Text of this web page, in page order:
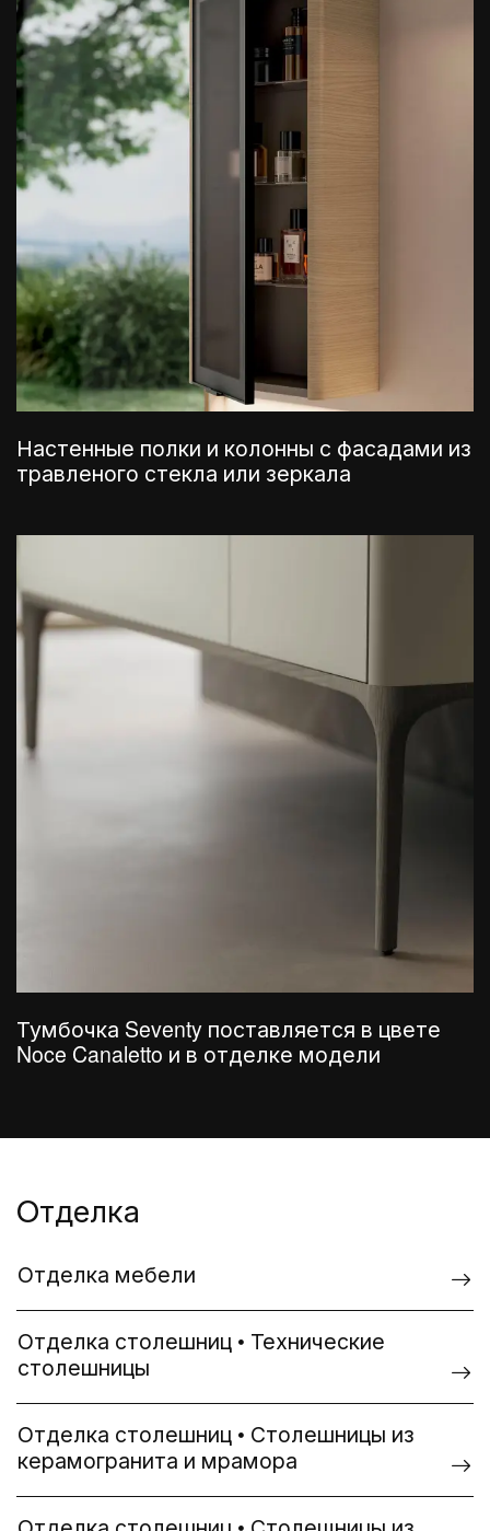
Настенные полки и колонны с фасадами из
травленого стекла или зеркала
Тумбочка Seventy поставляется в цвете
Noce Canaletto и в отделке модели
Oтделка
Отделка мебели
Отделка столешниц • Технические
столешницы
Отделка столешниц • Столешницы из
керамогранита и мрамора